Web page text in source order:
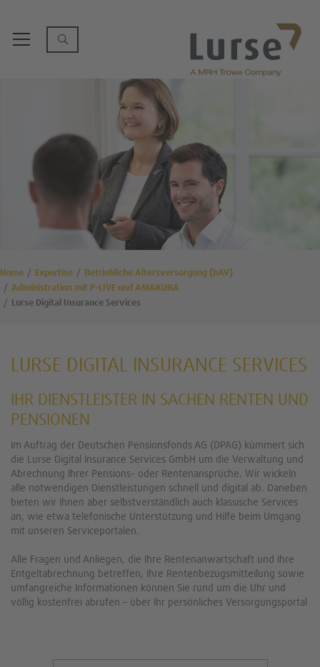
Home Expertise
Betriebliche Altersversorgung (bAV)
Administration mit P·LIVE und AMAKURA
Lurse Digital Insurance Services
LURSE DIGITAL INSURANCE SERVICES
IHR DIENSTLEISTER IN SACHEN RENTEN UND
PENSIONEN
Im Auftrag der Deutschen Pensionsfonds AG (DPAG) kümmert sich
die Lurse Digital Insurance Services GmbH um die Verwaltung und
Abrechnung Ihrer Pensions- oder Rentenansprüche. Wir wickeln
alle notwendigen Dienstleistungen schnell und digital ab. Daneben
bieten wir Ihnen aber selbstverständlich auch klassische Services
an, wie etwa telefonische Unterstützung und Hilfe beim Umgang
mit unseren Serviceportalen.
Alle Fragen und Anliegen, die Ihre Rentenanwartschaft und Ihre
Entgeltabrechnung betreffen, Ihre Rentenbezugsmitteilung sowie
umfangreiche Informationen können Sie rund um die Uhr und
völlig kostenfrei abrufen – über Ihr persönliches Versorgungsportal